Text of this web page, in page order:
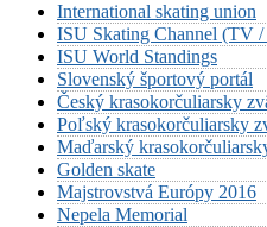
International skating union
ISU Skating Channel (TV
ISU World Standings
Slovenský športový portál
Český krasokorčuliarsky
Poľský krasokorčuliarsky
Maďarský
Golden skate
Majstrovstvá Európy 2016
Nepela Memorial